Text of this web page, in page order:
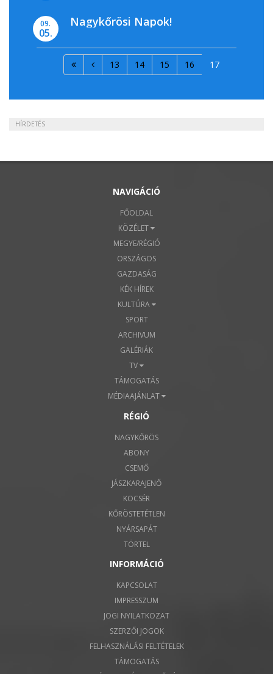
09.
05.
Nagykőrösi Napok!
13 14 15 16 17
HÍRDETÉS
NAVIGÁCIÓ
FŐOLDAL
KÖZÉLET
MEGYE/RÉGIÓ
ORSZÁGOS
GAZDASÁG
KÉK HÍREK
KULTÚRA
SPORT
ARCHIVUM
GALÉRIÁK
TV
TÁMOGATÁS
MÉDIAAJÁNLAT
RÉGIÓ
NAGYKŐRÖS
ABONY
CSEMŐ
JÁSZKARAJENŐ
KOCSÉR
KŐRÖSTETÉTLEN
NYÁRSAPÁT
TÖRTEL
INFORMÁCIÓ
KAPCSOLAT
IMPRESSZUM
JOGI NYILATKOZAT
SZERZŐI JOGOK
FELHASZNÁLÁSI FELTÉTELEK
TÁMOGATÁS